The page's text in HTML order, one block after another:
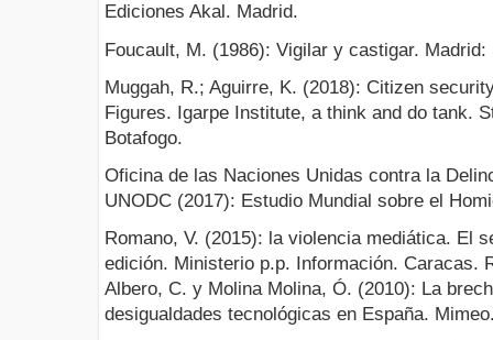
Ediciones Akal. Madrid.
Foucault, M. (1986): Vigilar y castigar.
Muggah, R.; Aguirre, K. (2018): Citizen
Figures. Igarpe Institute, a think and do tank.
Botafogo.
Oficina de las Naciones Unidas contra la
UNODC (2017): Estudio Mundial sobre el
Romano, V. (2015): la violencia mediática. El
edición. Ministerio p.p. Información. Caracas.
Albero, C. y Molina Molina, Ó. (2010): La
desigualdades tecnológicas en España.